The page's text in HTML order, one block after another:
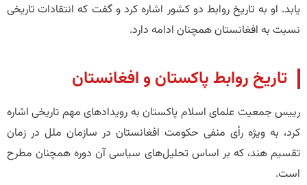
یابد. او به تاریخ روابط دو کشور اشاره کرد و گفت که انتقادات تاریخی
نسبت به افغانستان همچنان ادامه دارد.
تاریخ روابط پاکستان و افغانستان
رییس جمعیت علمای اسلام پاکستان به رویدادهای مهم تاریخی اشاره
کرد، به ویژه رأی منفی حکومت افغانستان در سازمان ملل در زمان
تقسیم هند، که بر اساس تحلیل‌های سیاسی آن دوره همچنان مطرح
است.